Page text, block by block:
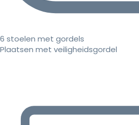
6 stoelen met gordels
Plaatsen met veiligheidsgordel